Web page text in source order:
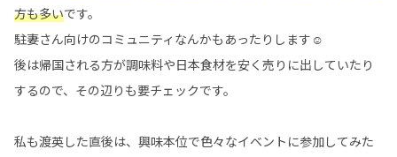
方も多いです。
駐妻さん向けのコミュニティなんかもあったりします☺️
後は帰国される方が調味料や日本食材を安く売りに出していたり
するので、その辺りも要チェックです。
私も渡英した直後は、興味本位で色々なイベントに参加してみた